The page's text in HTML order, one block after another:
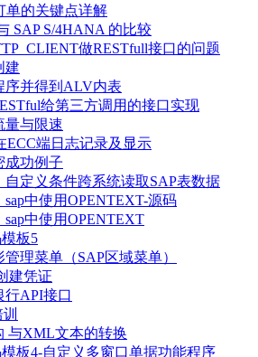
单的关键点详解
SAP S/4HANA 的比较
做RESTfull接口的问题
建
序并得到ALV内表
给第三方调用的接口实现
量与限速
ECC端日志记录及显示
成功例子
自定义条件跨系统读取SAP表数据
sap中使用OPENTEXT-源码
sap中使用OPENTEXT
板5
管理菜单（SAP区域菜单）
建凭证
行API接口
与XML文本的转换
板4-自定义多窗口单据功能程序